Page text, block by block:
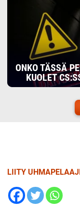
ONKO TÄSSÄ
KUOLET
LIITY